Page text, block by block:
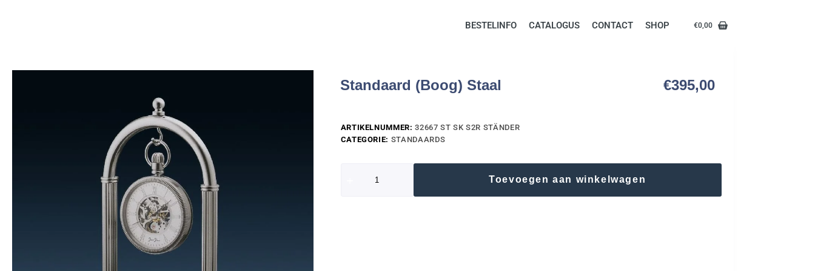
BESTELINFO CATALOGUS CONTACT SHOP €0,00
Standaard (Boog) Staal €395,00
ARTIKELNUMMER:32667 ST SK S2R STÄNDER
CATEGORIE: STANDAARDS
Toevoegen aan winkelwagen